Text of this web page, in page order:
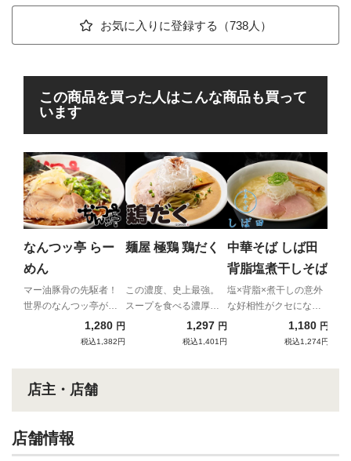
お気に入りに登録する（738人）
この商品を買った人はこんな商品も買って
います
なんつッ亭 らー
めん
マー油豚骨の先駆者！
世界のなんつッ亭が通
1,280 円
税込1,382円
麺屋 極鶏 鶏だく
この濃度、史上最強。
スープを食べる濃厚肉
濁鶏白湯ラーメン1,297 円
税込1,401円
中華そば しば田
背脂塩煮干しそば
塩×背脂×煮干しの意外
な好相性がクセになる
新感覚の一杯！1,180 円
税込1,274円
店主・店舗
店舗情報